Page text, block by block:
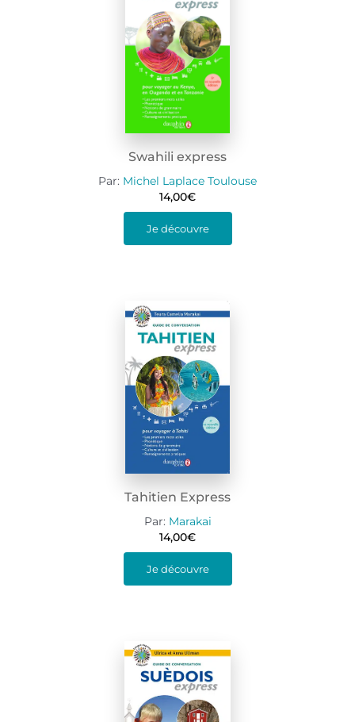
Swahili express
Par: Michel Laplace Toulouse
14,00€
Je découvre
Tahitien Express
Par: Marakai
14,00€
Je découvre